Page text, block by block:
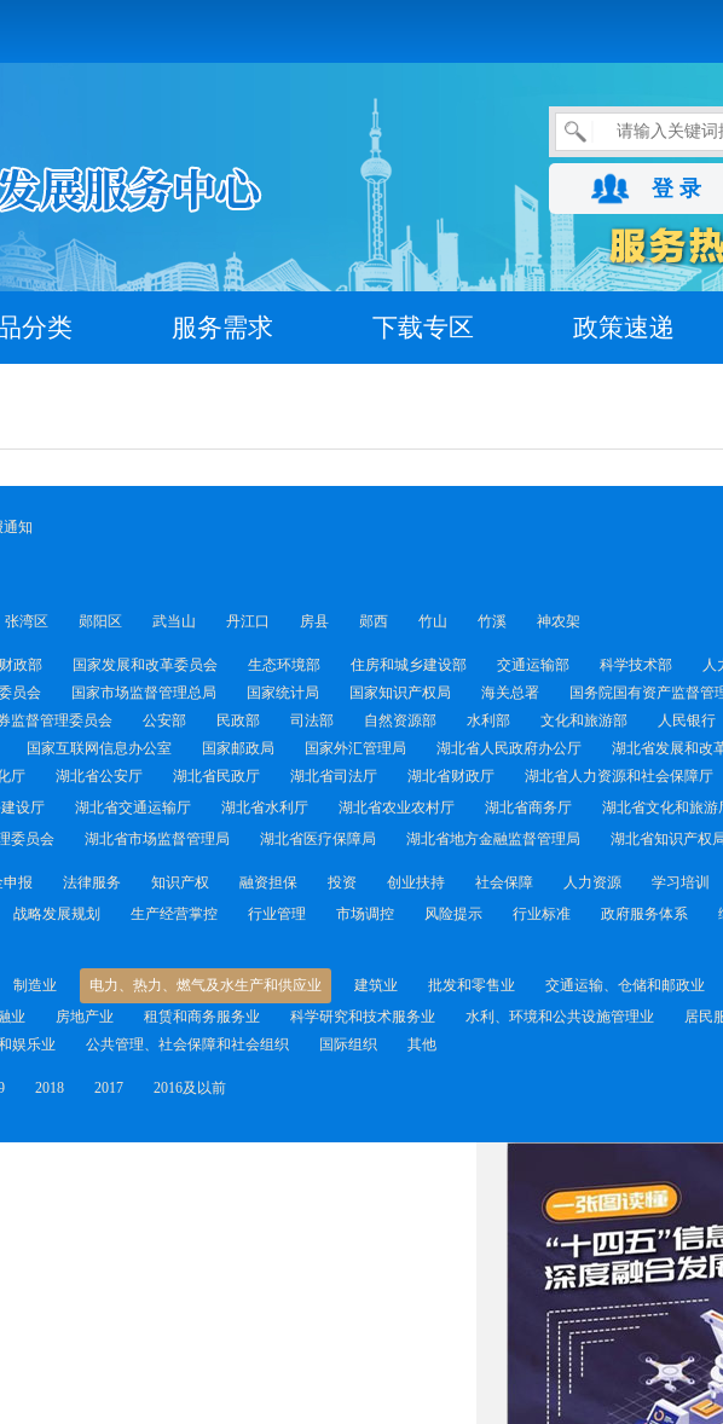
登 录
分类 服务需求 下载专区 政策速递
通知
张湾区 郧阳区 武当山 丹江口 房县 郧西 竹山 竹溪 神农架
财政部 国家发展和改革委员会 生态环境部 住房和城乡建设部 交通运输部 科学技术部
人
员会 国家市场监督管理总局 国家统计局 国家知识产权局 海关总署
国务院国有资产监督管
监督管理委员会 公安部 民政部 司法部 自然资源部 水利部 文化和旅游部 人民银行
国家互联网信息办公室 国家邮政局 国家外汇管理局 湖北省人民政府办公厅 湖北省发展和改
厅 湖北省公安厅 湖北省民政厅 湖北省司法厅 湖北省财政厅 湖北省人力资源和社会保障厅
设厅 湖北省交通运输厅 湖北省水利厅 湖北省农业农村厅 湖北省商务厅 湖北省文化和旅游
委员会 湖北省市场监督管理局 湖北省医疗保障局 湖北省地方金融监督管理局 湖北省知识产权
申报 法律服务 知识产权 融资担保 投资 创业扶持 社会保障 人力资源 学习培训
战略发展规划 生产经营掌控 行业管理 市场调控 风险提示 行业标准 政府服务体系
制造业 电力、热力、燃气及水生产和供应业 建筑业 批发和零售业 交通运输、仓储和邮政业
业 房地产业 租赁和商务服务业 科学研究和技术服务业 水利、环境和公共设施管理业
居民
娱乐业 公共管理、社会保障和社会组织 国际组织 其他
2018 2017 2016及以前